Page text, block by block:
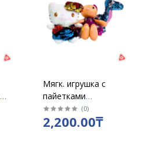
Мягк. игрушка с
пайетками
маленькая ассорти/
китти/единороги/
(0)
2,200.00₸